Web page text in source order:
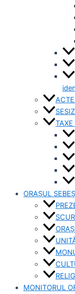
ORAȘUL SEBEȘ
MONITORUL